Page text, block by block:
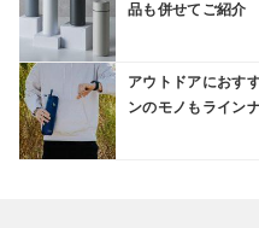
品も併せてご紹介
アウトドアにおす
ンのモノもライン